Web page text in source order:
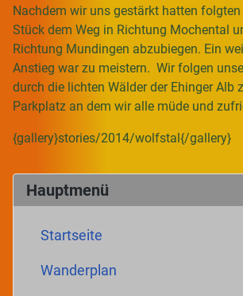
Hauptmenü
Startseite
Wanderplan
Nachdem wir uns gestärkt hatten
Stück dem Weg in Richtung Mochental
Richtung Mundingen abzubiegen. Ein
Anstieg war zu meistern. Wir folgen
durch die lichten Wälder der Ehinger Alb
Parkplatz an dem wir alle müde und
{gallery}stories/2014/wolfstal{/gallery}